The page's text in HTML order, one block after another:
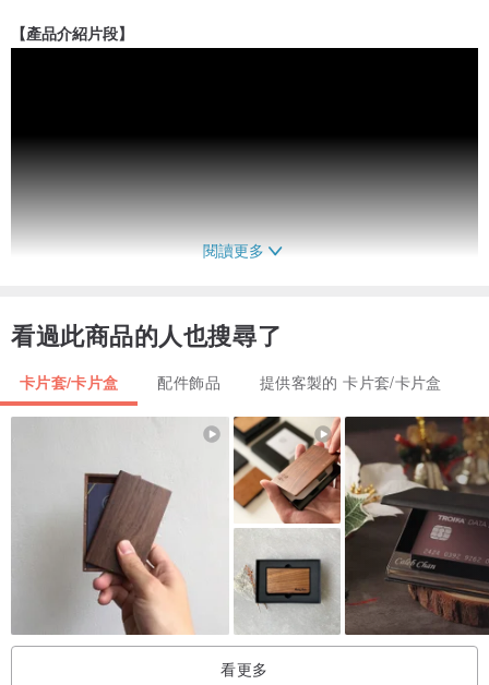
【產品介紹片段】
我們提供多種皮革材質及顏色，如欲選擇其他的皮革，可於下列網址
中選購喔。溫馨小提示：如使用手機版觀看，可以點按兩次以放大圖
植鞣牛皮系列
意大利名廠Conceria Walpier以製作優質植鞣牛皮聞名，其中表面光
滑及色彩豐富的Buttero系列尤其受歡迎，而我們都是選用密度較好及
閱讀更多
看過此商品的人也搜尋了
卡片套/卡片盒 配件飾品 提供客製的 卡片套/卡片盒
看更多